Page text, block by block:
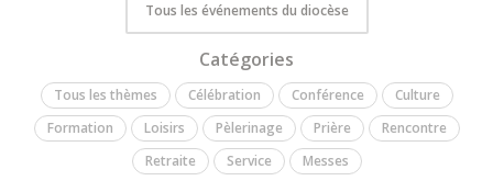
Tous les événements du diocèse
Catégories
Tous les thèmes Célébration Conférence
Culture
Formation
Loisirs Pèlerinage Prière
Rencontre
Retraite
Service Messes